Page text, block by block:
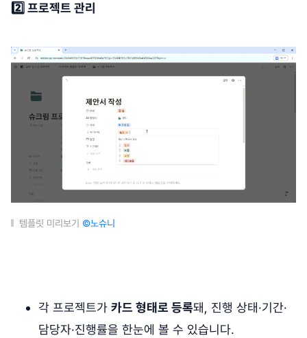
2️⃣ 프로젝트 관리
템플릿 미리보기 ©노슈니
각 프로젝트가 카드 형태로 등록돼, 진행 상태·기간·
담당자·진행률을 한눈에 볼 수 있습니다.